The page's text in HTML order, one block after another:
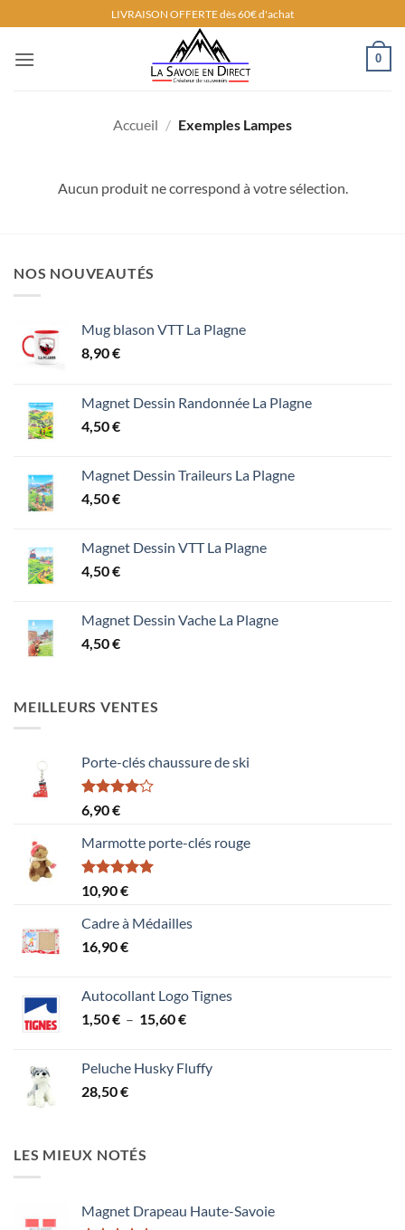
au
contenu
LIVRAISON OFFERTE dès 60€ d'achat
0
Accueil / Exemples Lampes
Aucun produit ne correspond à votre sélection.
NOS NOUVEAUTÉS
Mug blason VTT La Plagne
8,90€
Magnet Dessin Randonnée La Plagne
4,50€
Magnet Dessin Traileurs La Plagne
4,50€
Magnet Dessin VTT La Plagne
4,50€
Magnet Dessin Vache La Plagne
4,50€
MEILLEURS VENTES
Porte-clés chaussure de ski
Note
4.00
5
6,90€
Marmotte porte-clés rouge
Note5.00
sur 5
10,90€
Cadre à Médailles
16,90€
Autocollant Logo Tignes
1,50€ – 15,60€Plage
1,50 €
Peluche Husky Fluffy
28,50€
LES MIEUX NOTÉS
Magnet Drapeau Haute-Savoie